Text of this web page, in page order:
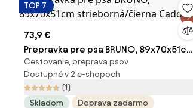
TOP 7
73,9 €
Prepravka pre psa BRUNO, 89x70x51cm
strieborná/čierna Cadoca
Cestovanie, preprava psov
Dostupné v 2 e-shopoch
(1)
Skladom
Doprava zadarmo